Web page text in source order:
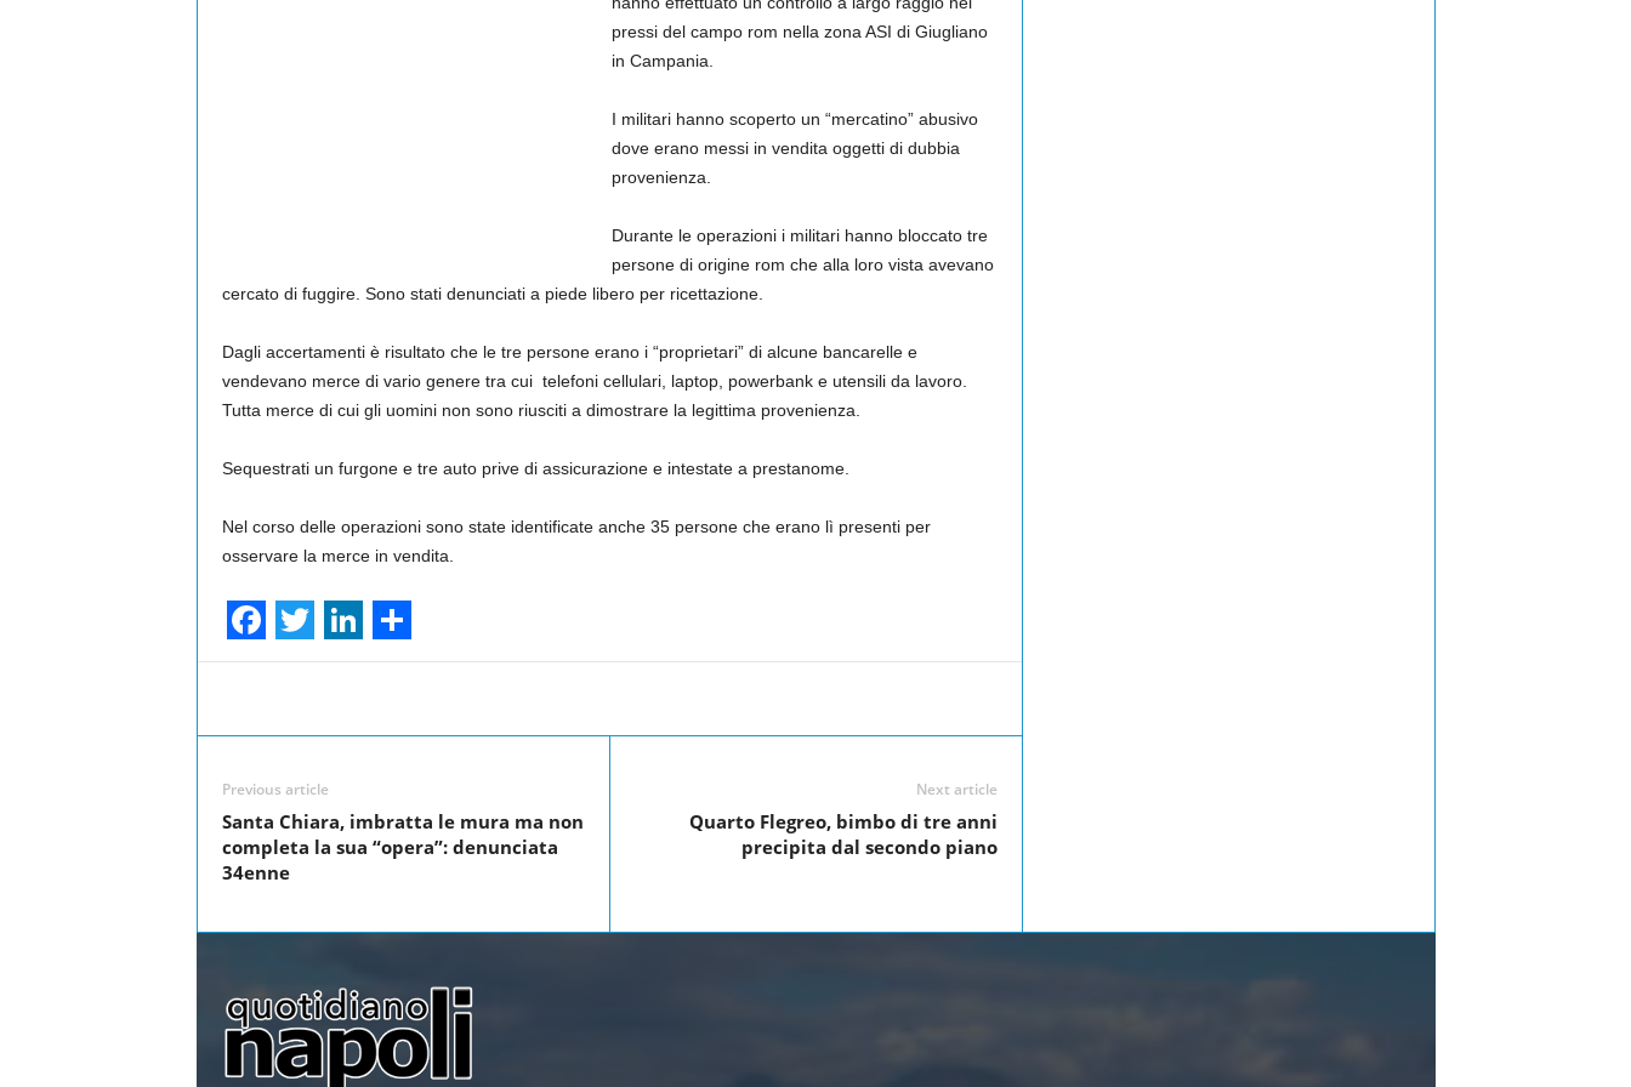
pressi del campo rom nella zona ASI di Giugliano
in Campania.
I militari hanno scoperto un “mercatino” abusivo
dove erano messi in vendita oggetti di dubbia
provenienza.
Durante le operazioni i militari hanno bloccato tre
persone di origine rom che alla loro vista avevano
cercato di fuggire. Sono stati denunciati a piede libero per ricettazione.
Dagli accertamenti è risultato che le tre persone erano i “proprietari” di alcune bancarelle e
vendevano merce di vario genere tra cui telefoni cellulari, laptop, powerbank e utensili da lavoro.
Tutta merce di cui gli uomini non sono riusciti a dimostrare la legittima provenienza.
Sequestrati un furgone e tre auto prive di assicurazione e intestate a prestanome.
Nel corso delle operazioni sono state identificate anche 35 persone che erano lì presenti per
osservare la merce in vendita.
F
c
e
b
o
o
k
T
i
t
t
e
r
L
n
k
e
d
n
S
a
e
Previous article
Santa Chiara, imbratta le mura ma non
completa la sua “opera”: denunciata
34enne
Next article
Quarto Flegreo, bimbo di tre anni
precipita dal secondo piano